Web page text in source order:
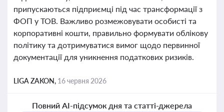
припускаються підприємці під час трансформації з
ФОП у ТОВ. Важливо розмежовувати особисті та
корпоративні кошти, правильно формувати облікову
політику та дотримуватися вимог щодо первинної
документації для уникнення податкових ризиків.
LIGA ZAKON, 16 червня 2026
Повний AI-підсумок дня та статті-джерела